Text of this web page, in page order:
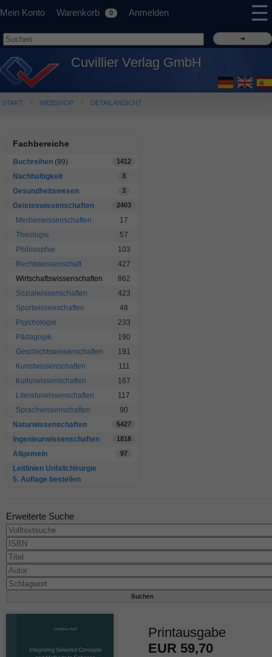
Mein Konto Warenkorb 0 Anmelden ☰
Cuvillier Verlag GmbH
START WEBSHOP DETAILANSICHT
Fachbereiche
Buchreihen (99) 1412
Nachhaltigkeit 3
Gesundheitswesen 3
Geisteswissenschaften 2403
Medienwissenschaften
17
Theologie
57
Philosophie
103
Rechtswissenschaft
427
Wirtschaftswissenschaften
862
Sozialwissenschaften
423
Sportwissenschaften
48
Psychologie
233
Pädagogik
190
Geschichtswissenschaften
191
Kunstwissenschaften
111
Kulturwissenschaften
167
Literaturwissenschaften
117
Sprachwissenschaften
90
Naturwissenschaften
5427
Ingenieurwissenschaften 1818
Allgemein 97
Leitlinien Unfallchirurgie
5. Auflage bestellen
Erweiterte Suche
Printausgabe
EUR 59,70